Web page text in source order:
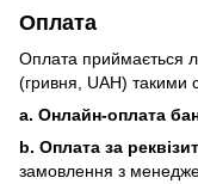
Оплата
Оплата приймається
(гривня, UAH) такими
a. Онлайн-оплата
b. Оплата за
замовлення з